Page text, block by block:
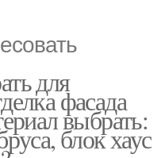
для
фасада
выбрать:
блок хаус